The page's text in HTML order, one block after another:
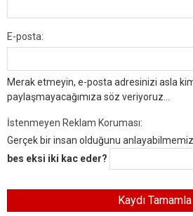
E-posta:
Merak etmeyin, e-posta adresinizi asla
paylaşmayacağımıza söz veriyoruz...
İstenmeyen Reklam Koruması:
Gerçek bir insan olduğunu
bes eksi iki kac eder?